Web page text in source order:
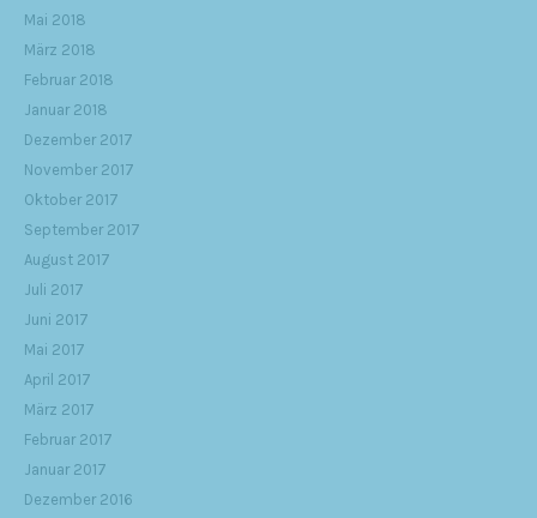
Mai 2018
März 2018
Februar 2018
Januar 2018
Dezember 2017
November 2017
Oktober 2017
September 2017
August 2017
Juli 2017
Juni 2017
Mai 2017
April 2017
März 2017
Februar 2017
Januar 2017
Dezember 2016